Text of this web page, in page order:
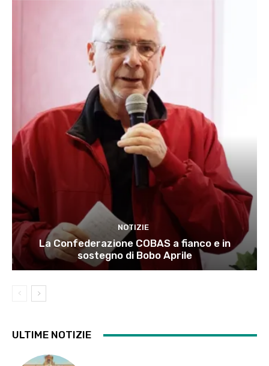
NOTIZIE
La Confederazione COBAS a fianco e in
sostegno di Bobo Aprile
ULTIME NOTIZIE